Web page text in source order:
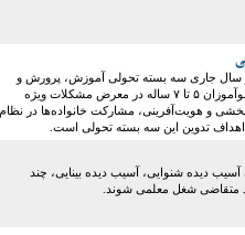
سال جاری سه بسته تحولی آموزش، پرورش و
توان بخشی خانواده محور، جشنواره نشاط و غربال و مداخله بهنگام نوآموزان ۵ تا ۷ ساله در معرض مشکلات ویژه
و هویت‌آفرینی، مشارکت خانواده‌ها در نظام
اهداف تدوین این سه بسته تحولی است.
دیده شنوایی، آسیب دیده بینایی، چند
متقاضی شغل معلمی شوند.